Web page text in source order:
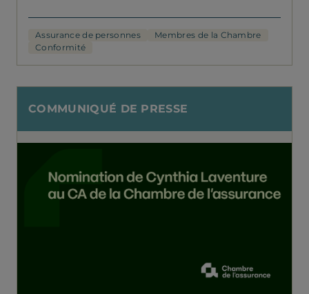
Assurance de personnes
Membres de la Chambre
Conformité
COMMUNIQUÉ DE PRESSE